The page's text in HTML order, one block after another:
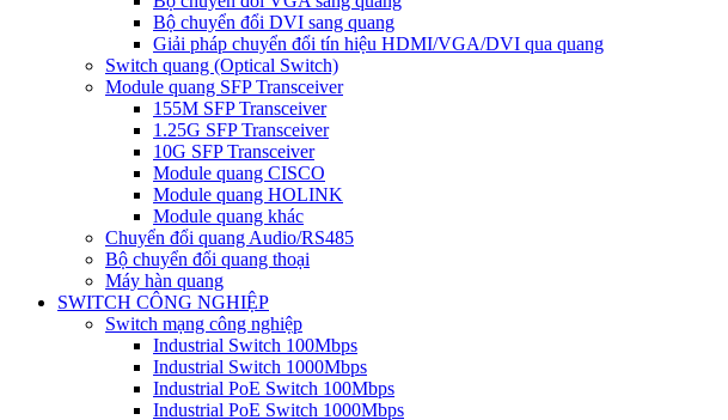
Bộ chuyển đổi DVI sang quang
Giải pháp chuyển đổi tín hiệu HDMI/VGA/DVI qua quang
Switch quang (Optical Switch)
Module quang SFP Transceiver
155M SFP Transceiver
1.25G SFP Transceiver
10G SFP Transceiver
Module quang CISCO
Module quang HOLINK
Module quang khác
Chuyển đổi quang Audio/RS485
Bộ chuyển đổi quang thoại
Máy hàn quang
SWITCH CÔNG NGHIỆP
Switch mạng công nghiệp
Industrial Switch 100Mbps
Industrial Switch 1000Mbps
Industrial PoE Switch 100Mbps
Industrial PoE Switch 1000Mbps